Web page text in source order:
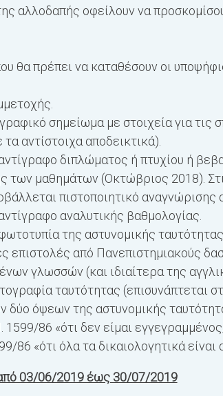
αλλοδαπής οφείλουν να
θα πρέπει να καταθέσουν οι
σημείωμα με στοιχεία για τις
αντίστοιχα αποδεικτικά).
διπλώματος ή πτυχίου ή
των μαθημάτων (Οκτώβριος 2018).
πιστοποιητικό
αναλυτικής βαθμολογίας.
της αστυνομικής ταυτότητας
επιστολές από Πανεπιστημιακούς
γλωσσών (και ιδιαίτερα της
ταυτότητας (επισυνάπτεται
όψεων της αστυνομικής
86 «ότι δεν είμαι
86 «ότι όλα τα δικαιολογητικά
03/06/2019 έως 30/07/2019